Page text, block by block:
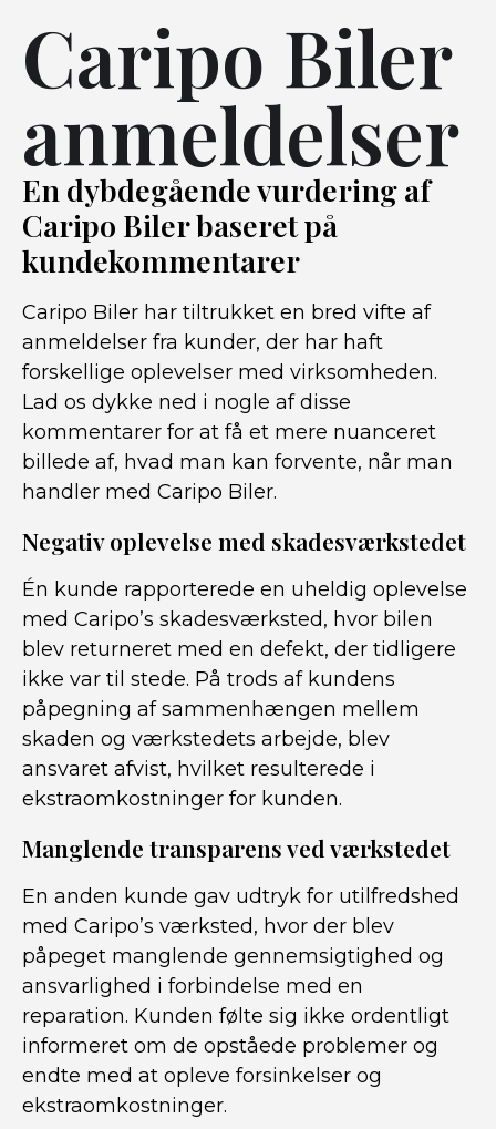
Caripo Biler
anmeldelser
En dybdegående vurdering af
Caripo Biler baseret på
kundekommentarer
Caripo Biler har tiltrukket en bred vifte af
anmeldelser fra kunder, der har haft
forskellige oplevelser med virksomheden.
Lad os dykke ned i nogle af disse
kommentarer for at få et mere nuanceret
billede af, hvad man kan forvente, når man
handler med Caripo Biler.
Negativ oplevelse med skadesværkstedet
Én kunde rapporterede en uheldig oplevelse
med Caripo’s skadesværksted, hvor bilen
blev returneret med en defekt, der tidligere
ikke var til stede. På trods af kundens
påpegning af sammenhængen mellem
skaden og værkstedets arbejde, blev
ansvaret afvist, hvilket resulterede i
ekstraomkostninger for kunden.
Manglende transparens ved værkstedet
En anden kunde gav udtryk for utilfredshed
med Caripo’s værksted, hvor der blev
påpeget manglende gennemsigtighed og
ansvarlighed i forbindelse med en
reparation. Kunden følte sig ikke ordentligt
informeret om de opståede problemer og
endte med at opleve forsinkelser og
ekstraomkostninger.